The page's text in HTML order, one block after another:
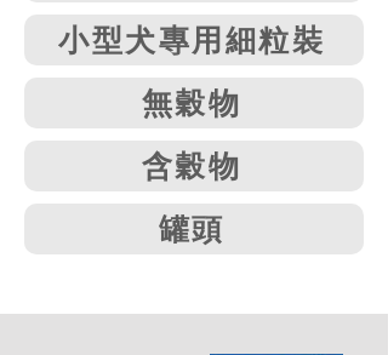
小型犬專用細粒裝
無穀物
含穀物
罐頭